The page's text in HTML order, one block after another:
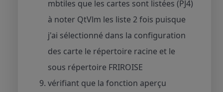
mbtiles que les cartes sont listées (PJ4)
à noter QtVlm les liste 2 fois puisque
j'ai sélectionné dans la configuration
des carte le répertoire racine et le
sous répertoire FRIROISE
vérifiant que la fonction aperçu